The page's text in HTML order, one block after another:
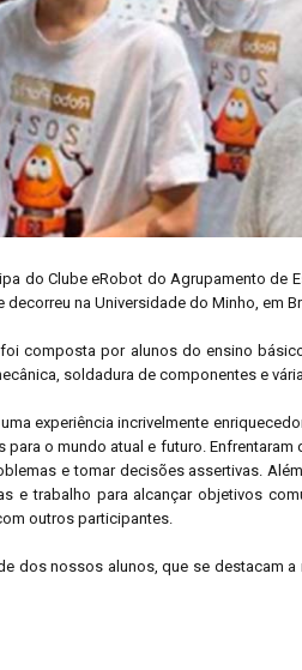
do Clube eRobot do Agrupamento de
na Universidade do Minho, em
composta por alunos do ensino
soldadura de componentes e
experiência incrivelmente
o mundo atual e futuro.
e tomar decisões assertivas.
e trabalho para alcançar objetivos
outros participantes.
dos nossos alunos, que se destacam